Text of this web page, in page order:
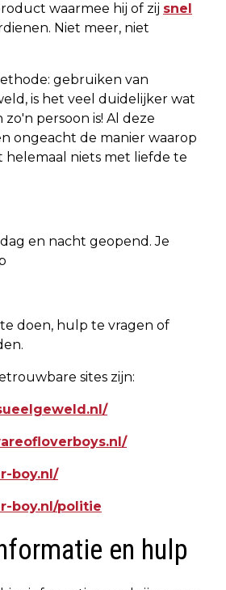
waarmee hij of zij snel
Niet meer, niet
gebruiken van
is het veel duidelijker wat
persoon is! Al deze
ongeacht de manier waarop
niets met liefde te
en nacht geopend. Je
doen, hulp te vragen of
sites zijn:
boy.nl/
boy.nl/politie
en hulp